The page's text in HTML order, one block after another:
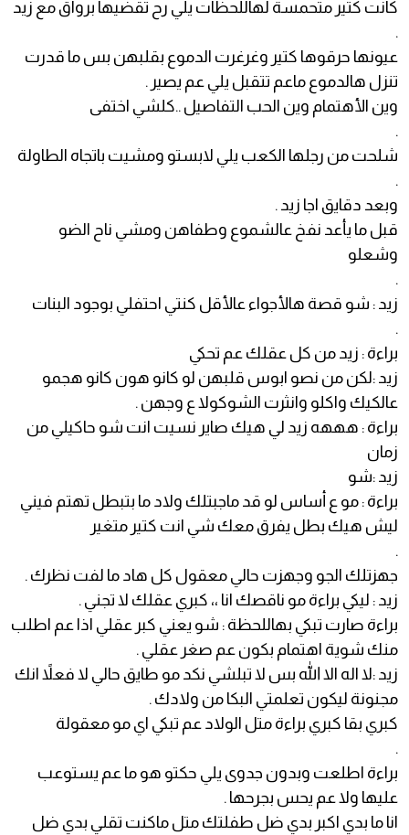
كانت كتير متحمسة لهاللحظات يلي رح تقضيها برواق مع زيد
.
عيونها حرقوها كتير وغرغرت الدموع بقلبهن بس ما قدرت
تنزل هالدموع ماعم تتقبل يلي عم يصير .
وين الأهتمام وين الحب التفاصيل ..كلشي اختفى
.
شلحت من رجلها الكعب يلي لابستو ومشيت باتجاه الطاولة
.
وبعد دقايق اجا زيد .
قبل ما يأعد نفخ عالشموع وطفاهن ومشي ناح الضو
وشعلو
.
زيد : شو قصة هالأجواء عالأقل كنتي احتفلي بوجود البنات
.
براءة : زيد من كل عقلك عم تحكي
زيد :لكن من نصو ابوس قلبهن لو كانو هون كانو هجمو
عالكيك واكلو وانثرت الشوكولا ع وجهن .
براءة : هههه زيد لي هيك صاير نسيت انت شو حاكيلي من
زمان
زيد :شو
براءة : مو ع أساس لو قد ماجبتلك ولاد ما بتبطل تهتم فيني
ليش هيك بطل يفرق معك شي انت كتير متغير
.
جهزتلك الجو وجهزت حالي معقول كل هاد ما لفت نظرك .
زيد : ليكي براءة مو ناقصك انا ،، كبري عقلك لا تجني .
براءة صارت تبكي بهاللحظة : شو يعني كبر عقلي اذا عم اطلب
منك شوية اهتمام بكون عم صغر عقلي .
زيد :لا اله الا الله بس لا تبلشي نكد مو طايق حالي لا فعلاً انك
مجنونة ليكون تعلمتي البكا من ولادك .
كبري بقا كبري براءة متل الولاد عم تبكي اي مو معقولة
.
براءة اطلعت وبدون جدوى يلي حكتو هو ما عم يستوعب
عليها ولا عم يحس بجرحها .
انا ما بدي اكبر بدي ضل طفلتك متل ماكنت تقلي بدي ضل